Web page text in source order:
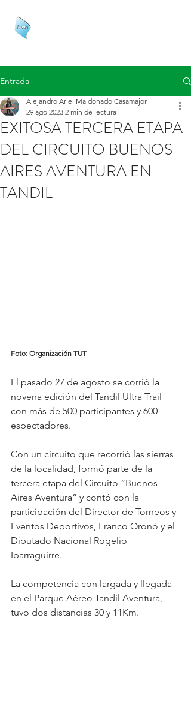
Entrada
EXITOSA TERCERA ETAPA
DEL CIRCUITO BUENOS
AIRES AVENTURA EN
TANDIL
Alejandro Ariel Maldonado Casamajor
29 ago 2023 2 min de lectura
Foto: Organización TUT
El pasado 27 de agosto se corrió la
novena edición del Tandil Ultra Trail
con más de 500 participantes y 600
espectadores.
Con un circuito que recorrió las sierras
de la localidad, formó parte de la
tercera etapa del Circuito “Buenos
Aires Aventura” y contó con la
participación del Director de Torneos y
Eventos Deportivos, Franco Oronó y el
Diputado Nacional Rogelio
Iparraguirre.
La competencia con largada y llegada
en el Parque Aéreo Tandil Aventura,
tuvo dos distancias 30 y 11Km.